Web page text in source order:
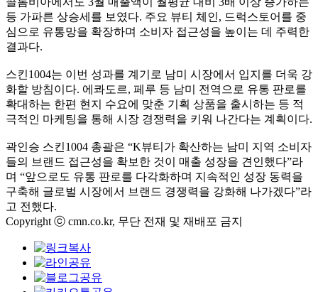
등 가파른 상승세를 보였다. 주요 뷰티 체인, 드럭스토어를 중
심으로 유통망을 확장하며 소비자 접근성을 높이는 데 주력한
결과다.
스킨1004는 이번 성과를 계기로 남미 시장에서 입지를 더욱 강
화할 방침이다. 에콰도르, 페루 등 남미 전역으로 유통 판로를
확대하는 한편 현지 수요에 맞춘 기획 상품을 출시하는 등 적
극적인 마케팅을 통해 시장 경쟁력을 키워 나간다는 계획이다.
곽인승 스킨1004 총괄은 “K뷰티가 확산하는 남미 지역 소비자
들의 브랜드 접근성을 확보한 것이 매출 성장을 견인했다”라
며 “앞으로도 유통 판로를 다각화하며 지속적인 성장 동력을
구축해 글로벌 시장에서 브랜드 경쟁력을 강화해 나가겠다”라
고 전했다.
Copyright ⓒ cmn.co.kr, 무단 전재 및 재배포 금지